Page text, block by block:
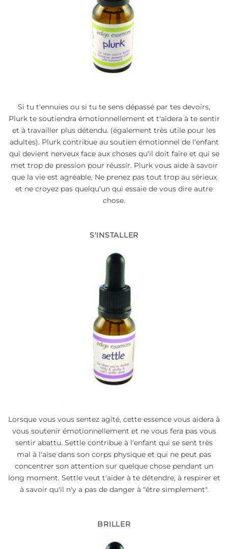
Si tu t'ennuies ou si tu te sens dépassé par tes devoirs,
Plurk te soutiendra émotionnellement et t'aidera à te sentir
et à travailler plus détendu. (également très utile pour les
adultes). Plurk contribue au soutien émotionnel de l'enfant
qui devient nerveux face aux choses qu'il doit faire et qui se
met trop de pression pour réussir. Plurk vous aide à savoir
que la vie est agréable. Ne prenez pas tout trop au sérieux
et ne croyez pas quelqu'un qui essaie de vous dire autre
chose.
S'INSTALLER
Lorsque vous vous sentez agité, cette essence vous aidera à
vous soutenir émotionnellement et ne vous fera pas vous
sentir abattu. Settle contribue à l'enfant qui se sent très
mal à l'aise dans son corps physique et qui ne peut pas
concentrer son attention sur quelque chose pendant un
long moment. Settle veut t'aider à te détendre, à respirer et
à savoir qu'il n'y a pas de danger à "être simplement".
BRILLER